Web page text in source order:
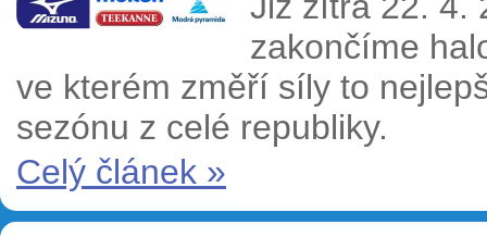
zakončíme
ve kterém změří síly to
sezónu z celé republiky.
Celý článek »